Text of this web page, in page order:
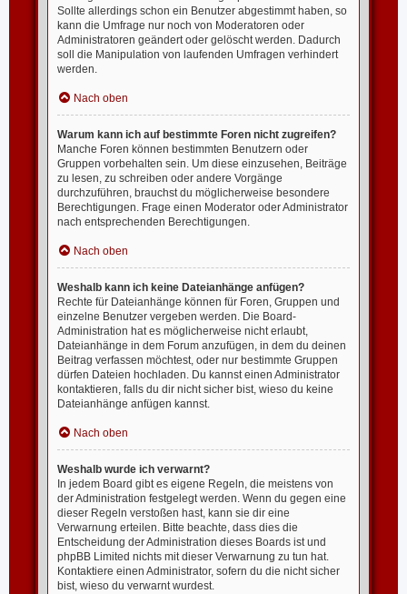
Sollte allerdings schon ein Benutzer abgestimmt haben, so
kann die Umfrage nur noch von Moderatoren oder
Administratoren geändert oder gelöscht werden. Dadurch
soll die Manipulation von laufenden Umfragen verhindert
werden.
Nach oben
Warum kann ich auf bestimmte Foren nicht zugreifen?
Manche Foren können bestimmten Benutzern oder
Gruppen vorbehalten sein. Um diese einzusehen, Beiträge
zu lesen, zu schreiben oder andere Vorgänge
durchzuführen, brauchst du möglicherweise besondere
Berechtigungen. Frage einen Moderator oder Administrator
nach entsprechenden Berechtigungen.
Nach oben
Weshalb kann ich keine Dateianhänge anfügen?
Rechte für Dateianhänge können für Foren, Gruppen und
einzelne Benutzer vergeben werden. Die Board-
Administration hat es möglicherweise nicht erlaubt,
Dateianhänge in dem Forum anzufügen, in dem du deinen
Beitrag verfassen möchtest, oder nur bestimmte Gruppen
dürfen Dateien hochladen. Du kannst einen Administrator
kontaktieren, falls du dir nicht sicher bist, wieso du keine
Dateianhänge anfügen kannst.
Nach oben
Weshalb wurde ich verwarnt?
In jedem Board gibt es eigene Regeln, die meistens von
der Administration festgelegt werden. Wenn du gegen eine
dieser Regeln verstoßen hast, kann sie dir eine
Verwarnung erteilen. Bitte beachte, dass dies die
Entscheidung der Administration dieses Boards ist und
phpBB Limited nichts mit dieser Verwarnung zu tun hat.
Kontaktiere einen Administrator, sofern du die nicht sicher
bist, wieso du verwarnt wurdest.